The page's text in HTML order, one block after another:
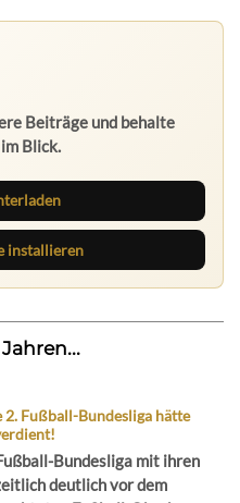
Beiträge und behalte
Blick.
installieren
Fußball-Bundesliga hätte
Bundesliga mit ihren
deutlich vor dem